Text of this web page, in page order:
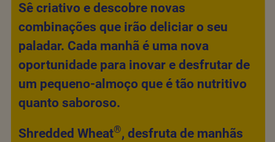
Sê criativo e descobre novas
combinações que irão deliciar o seu
paladar. Cada manhã é uma nova
oportunidade para inovar e desfrutar de
um pequeno-almoço que é tão nutritivo
quanto saboroso.
Shredded Wheat®, desfruta de manhãs